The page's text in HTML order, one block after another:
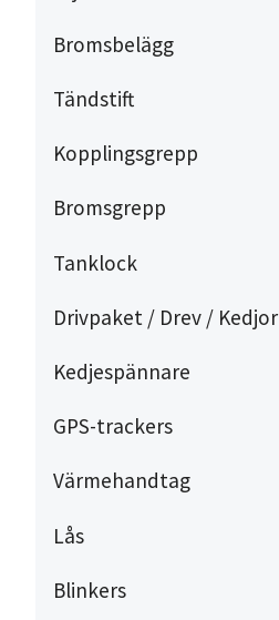
Bromsbelägg
Tändstift
Kopplingsgrepp
Bromsgrepp
Tanklock
Drivpaket / Drev / Kedjor
Kedjespännare
GPS-trackers
Värmehandtag
Lås
Blinkers